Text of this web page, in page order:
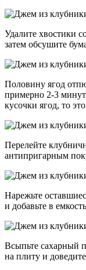
Удалите хвостики
затем обсушите
Половину ягод
примерно 2-3
кусочки ягод, то
Перелейте
антипригарным
Нарежьте
и добавьте в
Всыпьте сахарный
на плиту и